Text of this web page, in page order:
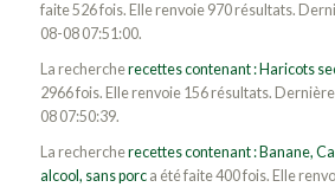
faite 526 fois. Elle renvoie 970 résultats.
08-08 07:51:00.
La rechercherecettes contenant : Haricots
2966 fois. Elle renvoie 156 résultats.
08 07:50:39.
La rechercherecettes contenant : Banane,
alcool, sans porca été faite 400 fois. Elle